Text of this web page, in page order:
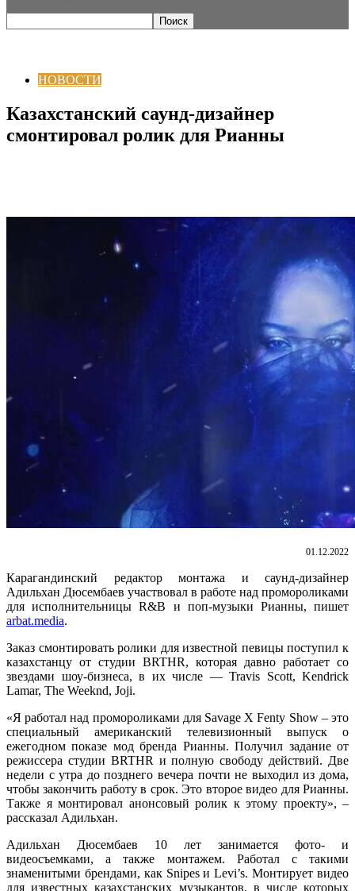
НОВОСТИ
Казахстанский саунд-дизайнер
смонтировал ролик для Рианны
01.12.2022
Карагандинский редактор монтажа и саунд-дизайнер
Адильхан Дюсембаев участвовал в работе над промороликами
для исполнительницы R&B и поп-музыки Рианны, пишет
arbat.media.
Заказ смонтировать ролики для известной певицы поступил к
казахстанцу от студии BRTHR, которая давно работает со
звездами шоу-бизнеса, в их числе — Travis Scott, Kendrick
Lamar, The Weeknd, Joji.
«Я работал над промороликами для Savage X Fenty Show – это
специальный американский телевизионный выпуск о
ежегодном показе мод бренда Рианны. Получил задание от
режиссера студии BRTHR и полную свободу действий. Две
недели с утра до позднего вечера почти не выходил из дома,
чтобы закончить работу в срок. Это второе видео для Рианны.
Также я монтировал анонсовый ролик к этому проекту», –
рассказал Адильхан.
Адильхан Дюсембаев 10 лет занимается фото- и
видеосъемками, а также монтажем. Работал с такими
знаменитыми брендами, как Snipes и Levi’s. Монтирует видео
для известных казахстанских музыкантов, в числе которых